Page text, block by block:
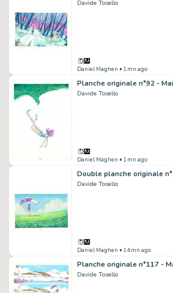
Davide Tosello
Daniel Maghen • 1mn ago
Planche originale n°92 -
Davide Tosello
Daniel Maghen • 1mn ago
Davide Tosello
Daniel Maghen • 14mn ago
Planche originale n°117 -
Davide Tosello